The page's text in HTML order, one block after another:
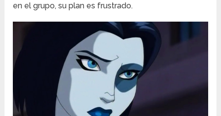
en el grupo, su plan es frustrado.